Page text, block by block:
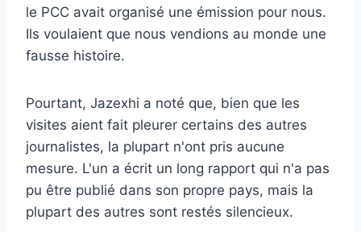
le PCC avait organisé une émission pour nous.
Ils voulaient que nous vendions au monde une
fausse histoire.
Pourtant, Jazexhi a noté que, bien que les
visites aient fait pleurer certains des autres
journalistes, la plupart n'ont pris aucune
mesure. L'un a écrit un long rapport qui n'a pas
pu être publié dans son propre pays, mais la
plupart des autres sont restés silencieux.